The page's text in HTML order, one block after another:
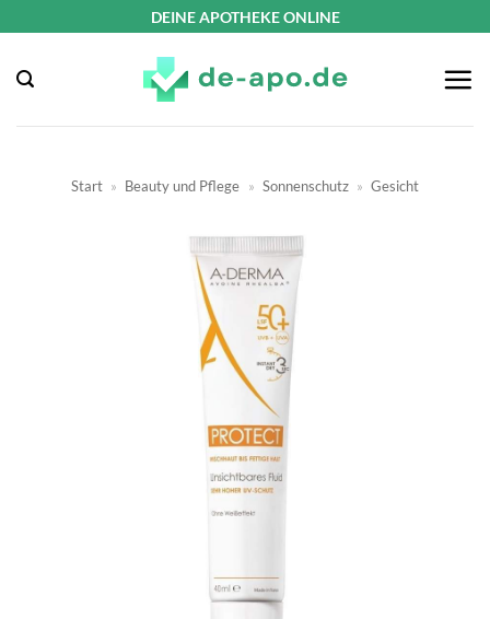
springen
DEINE APOTHEKE ONLINE
Start » Beauty und Pflege » Sonnenschutz » Gesicht